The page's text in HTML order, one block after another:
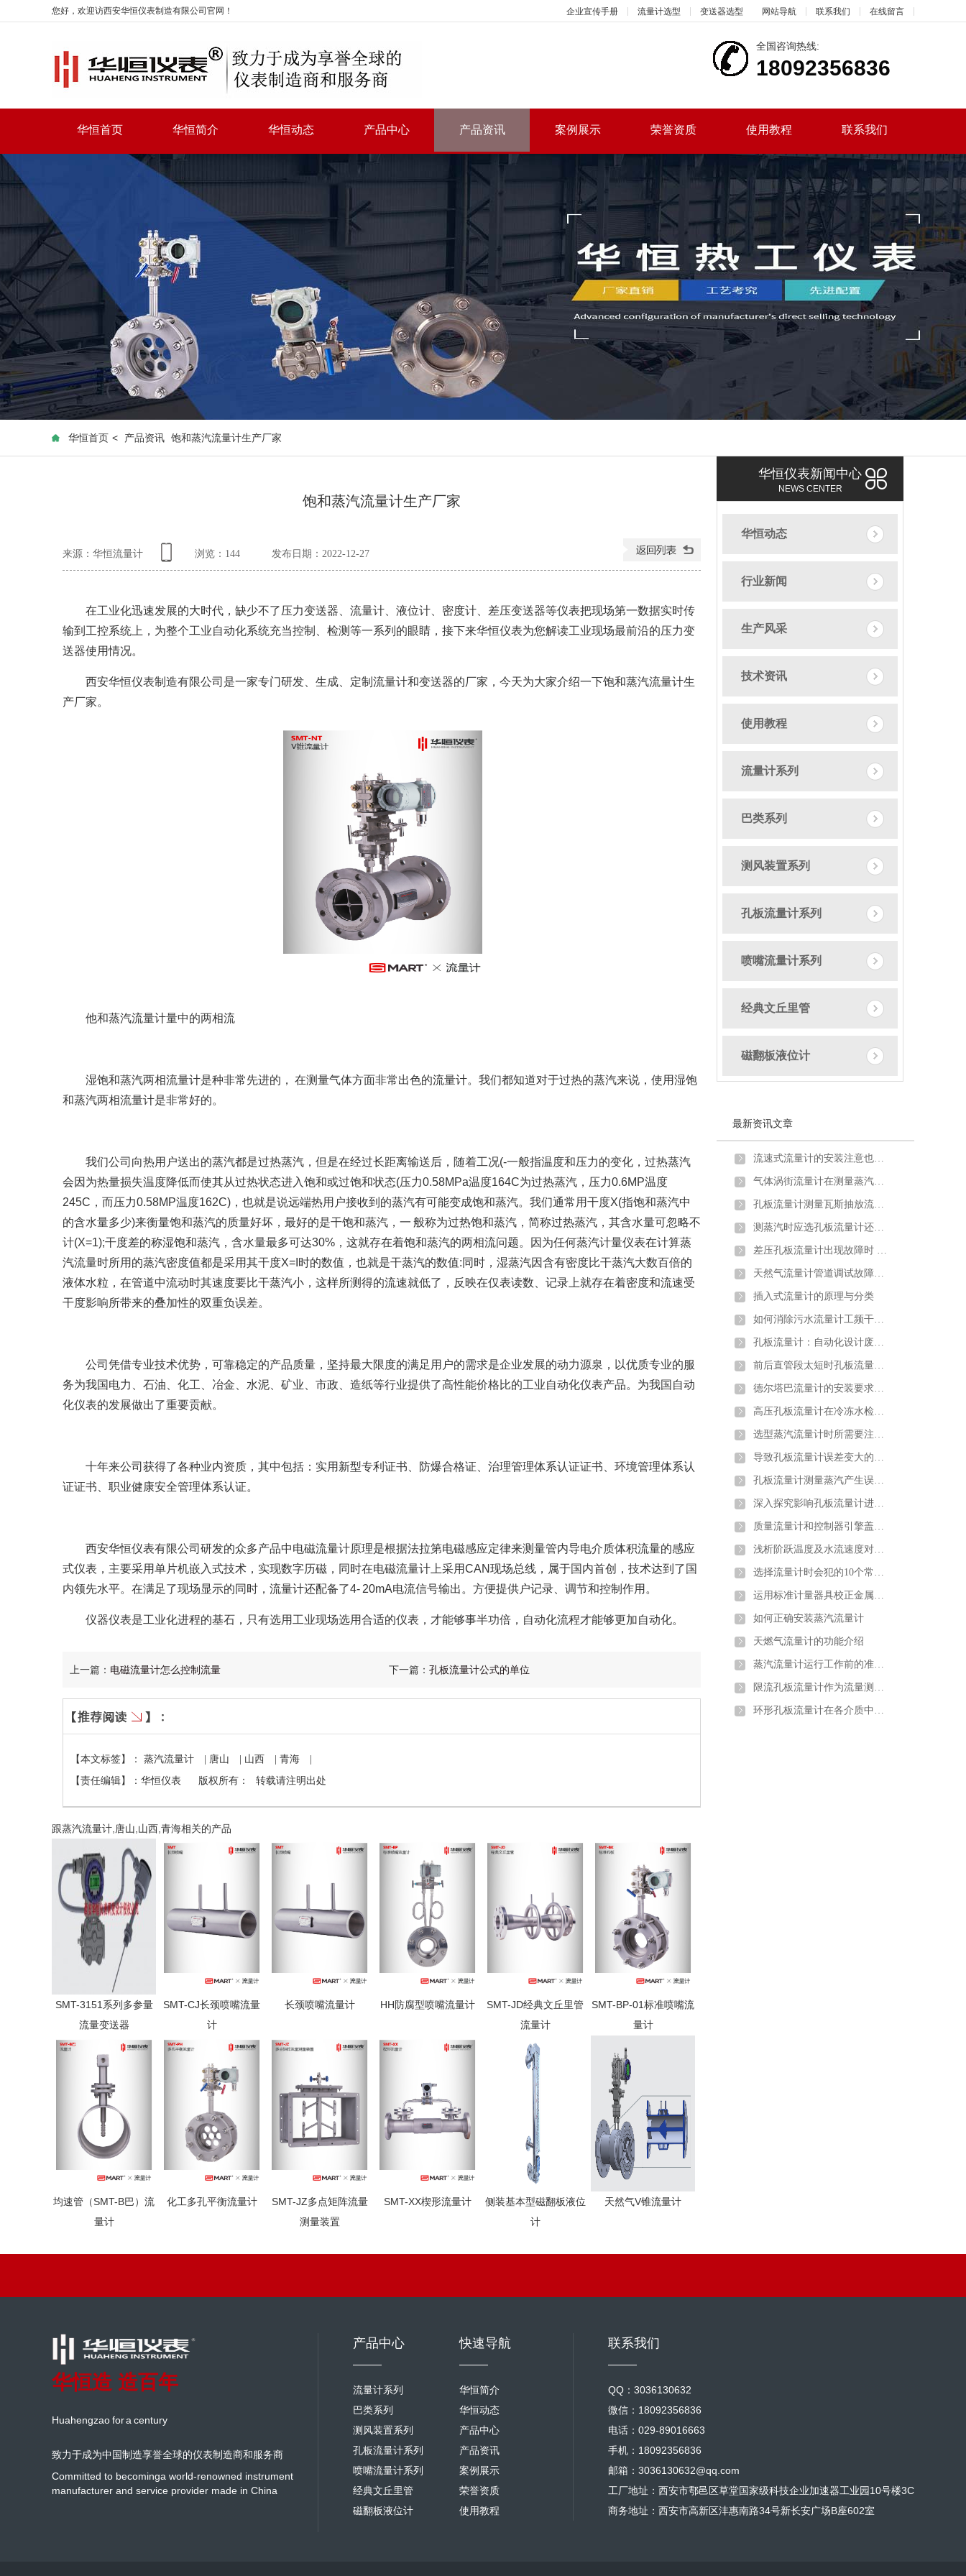
您好，欢迎访西安华恒仪表制造有限公司官网！ 企业宣传手册 流量计选型 变送器选型 网站导航 联系我们 在线留言
全国咨询热线:
18092356836
华恒首页 华恒简介 华恒动态 产品中心 产品资讯 案例展示 荣誉资质 使用教程 联系我们
华恒首页 < 产品资讯 饱和蒸汽流量计生产厂家
饱和蒸汽流量计生产厂家
来源：华恒流量计 浏览： 144 发布日期：2022-12-27
在工业化迅速发展的大时代，缺少不了压力变送器、流量计、液位计、密度计、差压变送器等仪表把现场第一数据实时传
输到工控系统上，为整个工业自动化系统充当控制、检测等一系列的眼睛，接下来华恒仪表为您解读工业现场最前沿的压力变
送器使用情况。
西安华恒仪表制造有限公司是一家专门研发、生成、定制流量计和变送器的厂家，今天为大家介绍一下饱和蒸汽流量计生
产厂家。
他和蒸汽流量计量中的两相流
湿饱和蒸汽两相流量计是种非常先进的， 在测量气体方面非常出色的流量计。我们都知道对于过热的蒸汽来说，使用湿饱
和蒸汽两相流量计是非常好的。
我们公司向热用户送出的蒸汽都是过热蒸汽，但是在经过长距离输送后，随着工况(-一般指温度和压力的变化，过热蒸汽
会因为热量损失温度降低而使其从过热状态进入饱和或过饱和状态(压力0.58MPa温度164C为过热蒸汽，压力0.6MP温度
245C，而压力0.58MP温度162C)，也就是说远端热用户接收到的蒸汽有可能变成饱和蒸汽。我们通常用干度X(指饱和蒸汽中
的含水量多少)来衡量饱和蒸汽的质量好坏，最好的是干饱和蒸汽，一 般称为过热饱和蒸汽，简称过热蒸汽，其含水量可忽略不
计(X=1);干度差的称湿饱和蒸汽，含水量最多可达30%，这就存在着饱和蒸汽的两相流问题。因为任何蒸汽计量仪表在计算蒸
汽流量时所用的蒸汽密度值都是采用其干度X=I时的数值，也就是干蒸汽的数值:同时，湿蒸汽因含有密度比干蒸汽大数百倍的
液体水粒，在管道中流动时其速度要比干蒸汽小，这样所测得的流速就低了，反映在仅表读数、记录上就存在着密度和流速受
干度影响所带来的叠加性的双重负误差。
公司凭借专业技术优势，可靠稳定的产品质量，坚持最大限度的满足用户的需求是企业发展的动力源泉，以优质专业的服
务为我国电力、石油、化工、冶金、水泥、矿业、市政、造纸等行业提供了高性能价格比的工业自动化仪表产品。为我国自动
化仪表的发展做出了重要贡献。
十年来公司获得了各种业内资质，其中包括：实用新型专利证书、防爆合格证、治理管理体系认证证书、环境管理体系认
证证书、职业健康安全管理体系认证。
西安华恒仪表有限公司研发的众多产品中电磁流量计原理是根据法拉第电磁感应定律来测量管内导电介质体积流量的感应
式仪表，主要采用单片机嵌入式技术，实现数字历磁，同时在电磁流量计上采用CAN现场总线，属于国内首创，技术达到了国
内领先水平。在满足了现场显示的同时，流量计还配备了4- 20mA电流信号输出。方便提供户记录、调节和控制作用。
仪器仪表是工业化进程的基石，只有选用工业现场选用合适的仪表，才能够事半功倍，自动化流程才能够更加自动化。
上一篇： 电磁流量计怎么控制流量 下一篇： 孔板流量计公式的单位
【本文标签】： 蒸汽流量计 唐山 山西 青海
【责任编辑】： 华恒仪表 版权所有： 转载请注明出处
跟蒸汽流量计,唐山,山西,青海相关的产品
SMT-3151系列多参量
流量变送器
SMT-CJ长颈喷嘴流量
计
长颈喷嘴流量计 HH防腐型喷嘴流量计
SMT-JD经典文丘里管
流量计
SMT-BP-01标准喷嘴流
量计
均速管（SMT-B巴）流
量计
化工多孔平衡流量计
SMT-JZ多点矩阵流量
测量装置
SMT-XX楔形流量计
侧装基本型磁翻板液位
计
天然气V锥流量计
华恒仪表新闻中心
NEWS CENTER
华恒动态
行业新闻
生产风采
技术资讯
使用教程
流量计系列
巴类系列
测风装置系列
孔板流量计系列
喷嘴流量计系列
经典文丘里管
磁翻板液位计
最新资讯文章
流速式流量计的安装注意也需要一定讲究
气体涡街流量计在测量蒸汽炉煤气时出现问题及解决方法
孔板流量计测量瓦斯抽放流量时的安装要求及取压方式
测蒸汽时应选孔板流量计还是涡街流量计？
差压孔板流量计出现故障时 不妨试试以下方法
天然气流量计管道调试故障原因分析
插入式流量计的原理与分类
如何消除污水流量计工频干扰和零点漂移
孔板流量计：自动化设计废钢铁行业转行井喷
前后直管段太短时孔板流量计应该如何安装
德尔塔巴流量计的安装要求以及注意
高压孔板流量计在冷冻水检测中的注意要点及解决方案介绍
选型蒸汽流量计时所需要注意的问题介绍
导致孔板流量计误差变大的原因分析
孔板流量计测量蒸汽产生误差的原因分析及解决办法
深入探究影响孔板流量计进行煤气流量计量的因素
质量流量计和控制器引擎盖下的主要组件详细介绍
浅析阶跃温度及水流速度对金属管浮子流量计的影响
选择流量计时会犯的10个常见错误以及如何避免错误
运用标准计量器具校正金属管浮子流量计
如何正确安装蒸汽流量计
天燃气流量计的功能介绍
蒸汽流量计运行工作前的准备和调试
限流孔板流量计作为流量测量元件的使用条件有哪些
环形孔板流量计在各介质中的应用
华恒造 造百年
Huahengzao for a century
致力于成为中国制造享誉全球的仪表制造商和服务商
Committed to becominga world-renowned instrument
manufacturer and service provider made in China
产品中心
流量计系列
巴类系列
测风装置系列
孔板流量计系列
喷嘴流量计系列
经典文丘里管
磁翻板液位计
快速导航
华恒简介
华恒动态
产品中心
产品资讯
案例展示
荣誉资质
使用教程
联系我们
QQ：3036130632
微信：18092356836
电话：029-89016663
手机：18092356836
邮箱：3036130632@qq.com
工厂地址：西安市鄠邑区草堂国家级科技企业加速器工业园10号楼3C
商务地址：西安市高新区沣惠南路34号新长安广场B座602室